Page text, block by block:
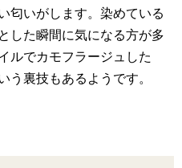
匂いがします。染めている
した瞬間に気になる方が多
ルでカモフラージュした
う裏技もあるようです。